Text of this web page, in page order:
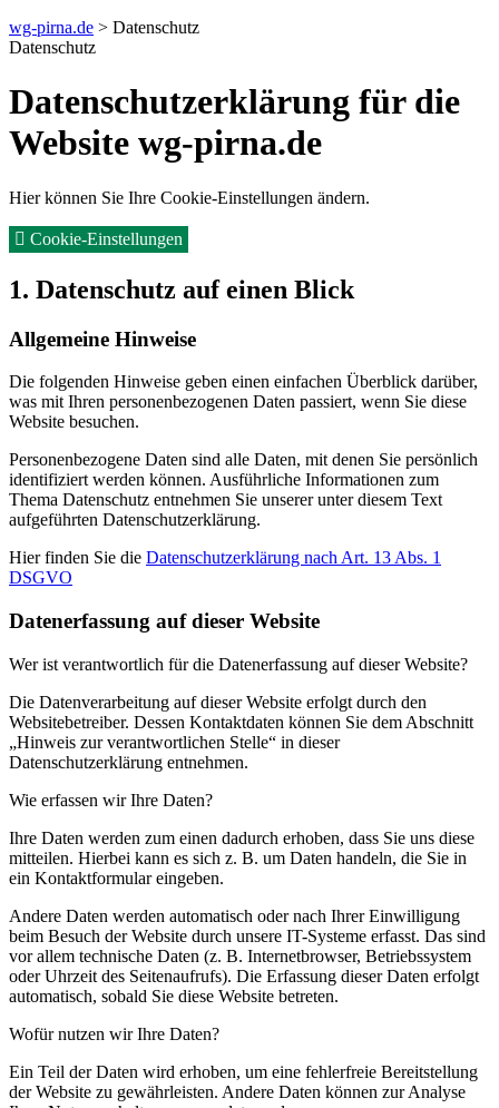
wg-pirna.de > Datenschutz
Datenschutz
Datenschutzerklärung für die
Website wg-pirna.de
Hier können Sie Ihre Cookie-Einstellungen ändern.
Cookie-Einstellungen
1. Datenschutz auf einen Blick
Allgemeine Hinweise
Die folgenden Hinweise geben einen einfachen Überblick darüber,
was mit Ihren personenbezogenen Daten passiert, wenn Sie diese
Website besuchen.
Personenbezogene Daten sind alle Daten, mit denen Sie persönlich
identifiziert werden können. Ausführliche Informationen zum
Thema Datenschutz entnehmen Sie unserer unter diesem Text
aufgeführten Datenschutzerklärung.
Hier finden Sie die Datenschutzerklärung nach Art. 13 Abs. 1
DSGVO
Datenerfassung auf dieser Website
Wer ist verantwortlich für die Datenerfassung auf dieser Website?
Die Datenverarbeitung auf dieser Website erfolgt durch den
Websitebetreiber. Dessen Kontaktdaten können Sie dem Abschnitt
„Hinweis zur verantwortlichen Stelle“ in dieser
Datenschutzerklärung entnehmen.
Wie erfassen wir Ihre Daten?
Ihre Daten werden zum einen dadurch erhoben, dass Sie uns diese
mitteilen. Hierbei kann es sich z. B. um Daten handeln, die Sie in
ein Kontaktformular eingeben.
Andere Daten werden automatisch oder nach Ihrer Einwilligung
beim Besuch der Website durch unsere IT-Systeme erfasst. Das sind
vor allem technische Daten (z. B. Internetbrowser, Betriebssystem
oder Uhrzeit des Seitenaufrufs). Die Erfassung dieser Daten erfolgt
automatisch, sobald Sie diese Website betreten.
Wofür nutzen wir Ihre Daten?
Ein Teil der Daten wird erhoben, um eine fehlerfreie Bereitstellung
der Website zu gewährleisten. Andere Daten können zur Analyse